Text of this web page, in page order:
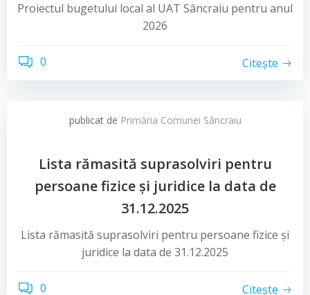
Proiectul bugetului local al UAT Sâncraiu pentru anul
2026
0 Citește
publicat de Primăria Comunei Sâncraiu
Lista rămasită suprasolviri pentru
persoane fizice și juridice la data de
31.12.2025
Lista rămasită suprasolviri pentru persoane fizice și
juridice la data de 31.12.2025
0 Citește